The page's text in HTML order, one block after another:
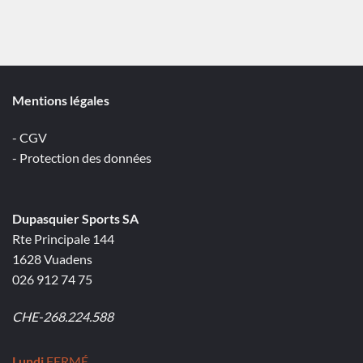
Mentions légales
- CGV
- Protection des données
Dupasquier Sports SA
Rte Principale 144
1628 Vuadens
026 912 74 75
CHE-268.224.588